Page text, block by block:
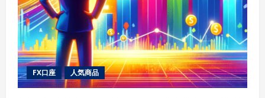
ョ
コ
レ
ー
ト
の
傑
作
の
詳
細
FX口座 人気商品